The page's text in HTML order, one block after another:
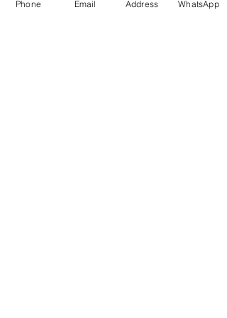
Phone Email Address WhatsApp